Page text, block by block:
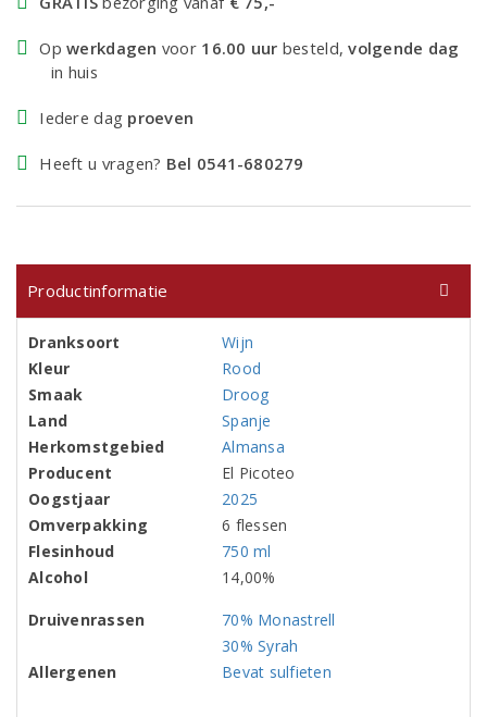
Opwerkdagen voor 16.00 uur besteld,volgende dag
in huis
Iedere dag proeven
Heeft u vragen? Bel 0541-680279
Productinformatie
Dranksoort
Wijn
Kleur
Rood
Smaak
Droog
Land
Spanje
Herkomstgebied
Almansa
Producent
El Picoteo
Oogstjaar
2025
Omverpakking
6 flessen
Flesinhoud
750 ml
Alcohol
14,00%
Druivenrassen
70% Monastrell
30% Syrah
Allergenen
Bevat sulfieten